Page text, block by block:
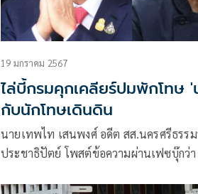
19 มกราคม 2567
ไล่บี้กรมคุกเคลียร์ปมพักโทษ '
กับนักโทษเดินดิน
นายเทพไท เสนพงศ์ อดีต สส.นครศรีธรร
ประชาธิปัตย์ โพสต์ข้อความผ่านเฟซบุ๊กว่า